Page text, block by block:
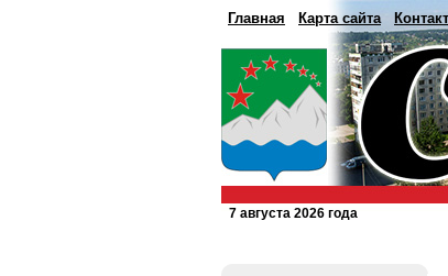
Главная Карта сайта
7 августа 2026 года